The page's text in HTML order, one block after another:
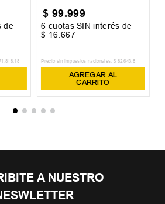
de
.818,18
$ 99.999
6 cuotas SIN interés de
$ 16 667
Precio sin impuestos nacionales: $ 82.643,8
AGREGAR AL
CARRITO
A NUESTRO